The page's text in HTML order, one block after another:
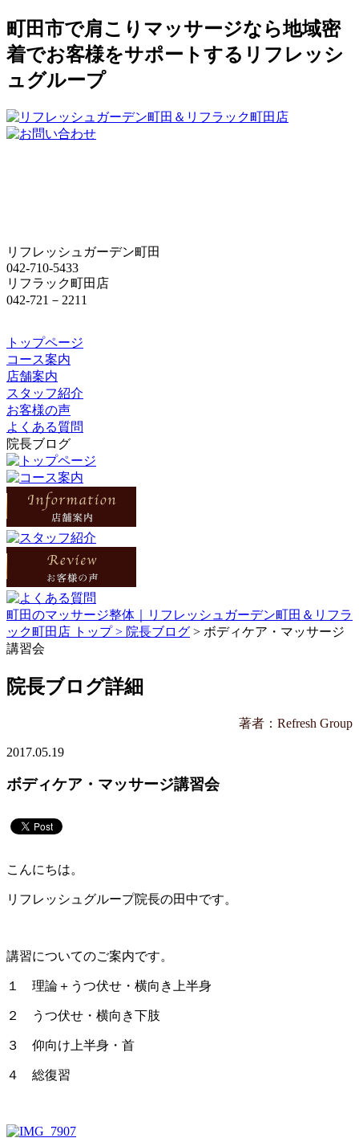
町田市で肩こりマッサージなら地域密
着でお客様をサポートするリフレッシ
ュグループ
リフレッシュガーデン町田
042-710-5433
リフラック町田店
042-721－2211
トップページ
コース案内
店舗案内
スタッフ紹介
お客様の声
よくある質問
院長ブログ
町田のマッサージ整体｜リフレッシュガーデン町田＆リフラ
ック町田店 トップ > 院長ブログ > ボディケア・マッサージ
講習会
院長ブログ詳細
著者：Refresh Group
2017.05.19
ボディケア・マッサージ講習会
こんにちは。
リフレッシュグループ院長の田中です。
講習についてのご案内です。
１ 理論＋うつ伏せ・横向き上半身
２ うつ伏せ・横向き下肢
３ 仰向け上半身・首
４ 総復習